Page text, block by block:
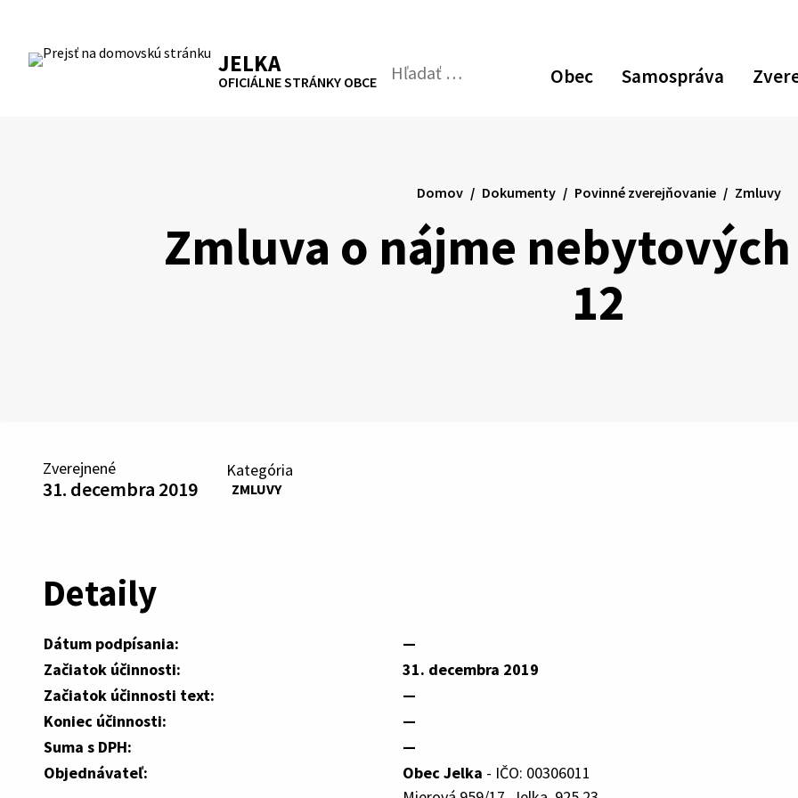
obsah
RSS Mapa Tlačiť
JELKA
OFICIÁLNE STRÁNKY OBCE Obec Samospráva
Hľadať:
Odoslať
Zmluva o nájme
12
Domov Dokumenty Povinné zverejňovanie Zmluvy
Zverejnené
31. decembra 2019
Kategória
ZMLUVY
Detaily
Dátum podpísania:
—
Začiatok účinnosti:
31. decembra 2019
Začiatok účinnosti text:
—
Koniec účinnosti:
—
Suma s DPH:
—
Objednávateľ:
Obec Jelka - IČO: 00306011